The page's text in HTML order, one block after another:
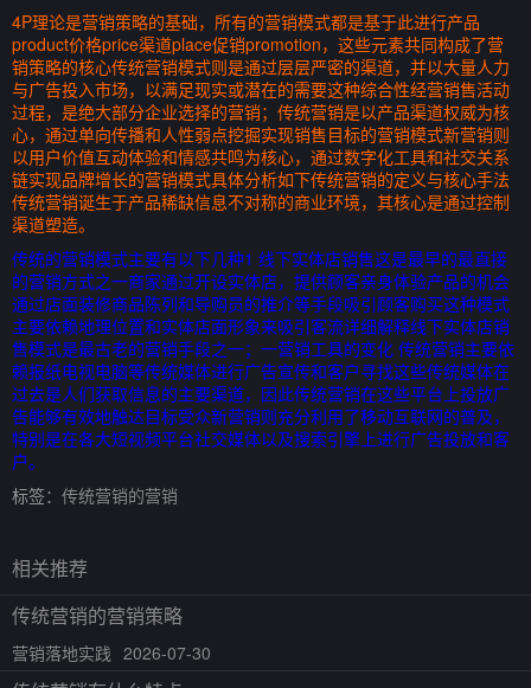
4P理论是营销策略的基础，所有的营销模式都是基于此进行产品
product价格price渠道place促销promotion，这些元素共同构成了营
销策略的核心传统营销模式则是通过层层严密的渠道，并以大量人力
与广告投入市场，以满足现实或潜在的需要这种综合性经营销售活动
过程，是绝大部分企业选择的营销；传统营销是以产品渠道权威为核
心，通过单向传播和人性弱点挖掘实现销售目标的营销模式新营销则
以用户价值互动体验和情感共鸣为核心，通过数字化工具和社交关系
链实现品牌增长的营销模式具体分析如下传统营销的定义与核心手法
传统营销诞生于产品稀缺信息不对称的商业环境，其核心是通过控制
渠道塑造。
传统的营销模式主要有以下几种1 线下实体店销售这是最早的最直接
的营销方式之一商家通过开设实体店，提供顾客亲身体验产品的机会
通过店面装修商品陈列和导购员的推介等手段吸引顾客购买这种模式
主要依赖地理位置和实体店面形象来吸引客流详细解释线下实体店销
售模式是最古老的营销手段之一；一营销工具的变化 传统营销主要依
赖报纸电视电脑等传统媒体进行广告宣传和客户寻找这些传统媒体在
过去是人们获取信息的主要渠道，因此传统营销在这些平台上投放广
告能够有效地触达目标受众新营销则充分利用了移动互联网的普及，
特别是在各大短视频平台社交媒体以及搜索引擎上进行广告投放和客
户。
标签： 传统营销的营销
相关推荐
传统营销的营销策略
营销落地实践 2026-07-30